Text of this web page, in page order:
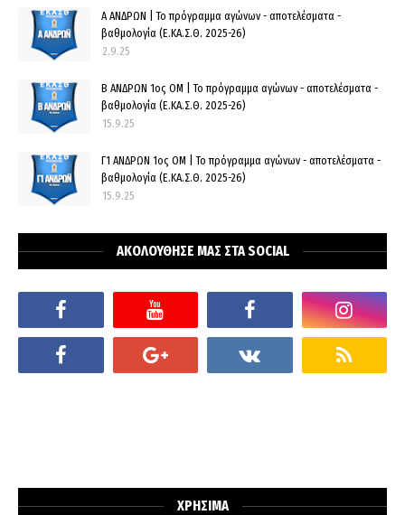
Α ΑΝΔΡΩΝ | Το πρόγραμμα αγώνων - αποτελέσματα -
βαθμολογία (Ε.ΚΑ.Σ.Θ. 2025-26)
2.9.25
Β ΑΝΔΡΩΝ 1ος ΟΜ | Το πρόγραμμα αγώνων - αποτελέσματα -
βαθμολογία (Ε.ΚΑ.Σ.Θ. 2025-26)
15.9.25
Γ1 ΑΝΔΡΩΝ 1ος ΟΜ | Το πρόγραμμα αγώνων - αποτελέσματα -
βαθμολογία (Ε.ΚΑ.Σ.Θ. 2025-26)
15.9.25
ΑΚΟΛΟΥΘΗΣΕ ΜΑΣ ΣΤΑ SOCIAL
ΧΡΗΣΙΜΑ